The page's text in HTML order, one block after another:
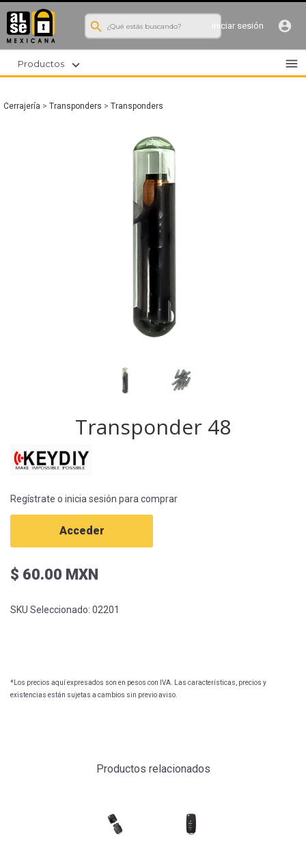
search Iniciar sesión account_circle
menu
Productos expand_more
Cerrajería > Transponders > Transponders
Transponder 48
Regístrate o inicia sesión para comprar
Acceder
$ 60.00 MXN
SKU Seleccionado: 02201
*Los precios aquí expresados son en pesos con IVA. Las características, precios y
existencias están sujetas a cambios sin previo aviso.
Productos relacionados